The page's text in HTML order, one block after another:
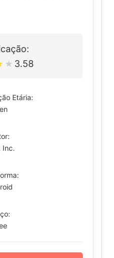
★ 3.58
Etária:
Inc.